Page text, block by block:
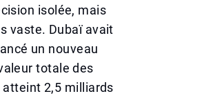
isolée, mais
vaste. Dubaï avait
un nouveau
totale des
2,5 milliards